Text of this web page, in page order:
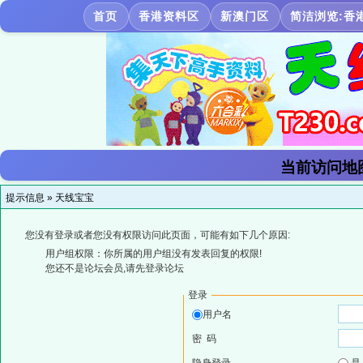
首页 香港资料区 新澳门区 简洁浏览:香
当前访问地
提示信息 » 天线宝宝
您没有登录或者您没有权限访问此页面，可能有如下几个原因:
用户组权限：你所属的用户组没有发表回复的权限!
您还不是论坛会员,请先登录论坛
登录
用户名
密 码